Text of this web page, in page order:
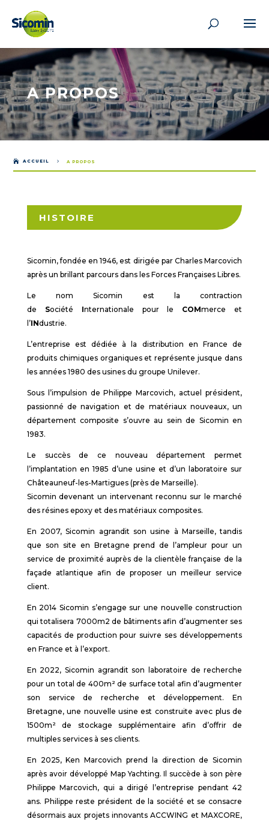
A PROPOS
 ACCUEIL 5 A PROPOS
HISTOIRE
Sicomin, fondée en 1946, est dirigée par Charles Marcovich
après un brillant parcours dans les Forces Françaises Libres.
Le nom Sicomin est la contraction
de Société Internationale pour le COMmerce et
l’INdustrie.
L’entreprise est dédiée à la distribution en France de
produits chimiques organiques et représente jusque dans
les années 1980 des usines du groupe Unilever.
Sous l’impulsion de Philippe Marcovich, actuel président,
passionné de navigation et de matériaux nouveaux, un
département composite s’ouvre au sein de Sicomin en
1983.
Le succès de ce nouveau département permet
l’implantation en 1985 d’une usine et d’un laboratoire sur
Châteauneuf-les-Martigues (près de Marseille).
Sicomin devenant un intervenant reconnu sur le marché
des résines epoxy et des matériaux composites.
En 2007, Sicomin agrandit son usine à Marseille, tandis
que son site en Bretagne prend de l’ampleur pour un
service de proximité auprès de la clientèle française de la
façade atlantique afin de proposer un meilleur service
client.
En 2014 Sicomin s’engage sur une nouvelle construction
qui totalisera 7000m2 de bâtiments afin d’augmenter ses
capacités de production pour suivre ses développements
en France et à l’export.
En 2022, Sicomin agrandit son laboratoire de recherche
pour un total de 400m² de surface total afin d’augmenter
son service de recherche et développement. En
Bretagne, une nouvelle usine est construite avec plus de
1500m² de stockage supplémentaire afin d’offrir de
multiples services à ses clients.
En 2025, Ken Marcovich prend la direction de Sicomin
après avoir développé Map Yachting. Il succède à son père
Philippe Marcovich, qui a dirigé l’entreprise pendant 42
ans. Philippe reste président de la société et se consacre
désormais aux projets innovants ACCWING et MAXCORE,